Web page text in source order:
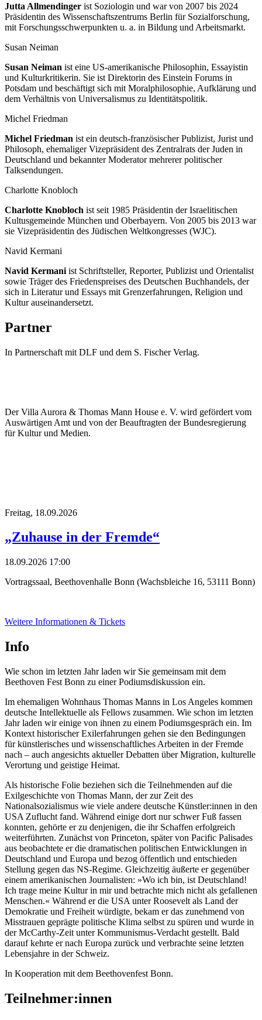
Jutta Allmendinger ist Soziologin und war von 2007 bis 2024
Präsidentin des Wissenschaftszentrums Berlin für Sozialforschung,
mit Forschungsschwerpunkten u. a. in Bildung und Arbeitsmarkt.
Susan Neiman
Susan Neiman ist eine US-amerikanische Philosophin, Essayistin
und Kulturkritikerin. Sie ist Direktorin des Einstein Forums in
Potsdam und beschäftigt sich mit Moralphilosophie, Aufklärung und
dem Verhältnis von Universalismus zu Identitätspolitik.
Michel Friedman
Michel Friedman ist ein deutsch-französischer Publizist, Jurist und
Philosoph, ehemaliger Vizepräsident des Zentralrats der Juden in
Deutschland und bekannter Moderator mehrerer politischer
Talksendungen.
Charlotte Knobloch
Charlotte Knobloch ist seit 1985 Präsidentin der Israelitischen
Kultusgemeinde München und Oberbayern. Von 2005 bis 2013 war
sie Vizepräsidentin des Jüdischen Weltkongresses (WJC).
Navid Kermani
Navid Kermani ist Schriftsteller, Reporter, Publizist und Orientalist
sowie Träger des Friedenspreises des Deutschen Buchhandels, der
sich in Literatur und Essays mit Grenzerfahrungen, Religion und
Kultur auseinandersetzt.
Partner
In Partnerschaft mit DLF und dem S. Fischer Verlag.
Der Villa Aurora & Thomas Mann House e. V. wird gefördert vom
Auswärtigen Amt und von der Beauftragten der Bundesregierung
für Kultur und Medien.
Freitag, 18.09.2026
„Zuhause in der Fremde“
18.09.2026 17:00
Vortragssaal, Beethovenhalle Bonn (Wachsbleiche 16, 53111 Bonn)
Weitere Informationen & Tickets
Info
Wie schon im letzten Jahr laden wir Sie gemeinsam mit dem
Beethoven Fest Bonn zu einer Podiumsdiskussion ein.
Im ehemaligen Wohnhaus Thomas Manns in Los Angeles kommen
deutsche Intellektuelle als Fellows zusammen. Wie schon im letzten
Jahr laden wir einige von ihnen zu einem Podiumsgespräch ein. Im
Kontext historischer Exilerfahrungen gehen sie den Bedingungen
für künstlerisches und wissenschaftliches Arbeiten in der Fremde
nach – auch angesichts aktueller Debatten über Migration, kulturelle
Verortung und geistige Heimat.
Als historische Folie beziehen sich die Teilnehmenden auf die
Exilgeschichte von Thomas Mann, der zur Zeit des
Nationalsozialismus wie viele andere deutsche Künstler:innen in den
USA Zuflucht fand. Während einige dort nur schwer Fuß fassen
konnten, gehörte er zu denjenigen, die ihr Schaffen erfolgreich
weiterführten. Zunächst von Princeton, später von Pacific Palisades
aus beobachtete er die dramatischen politischen Entwicklungen in
Deutschland und Europa und bezog öffentlich und entschieden
Stellung gegen das NS-Regime. Gleichzeitig äußerte er gegenüber
einem amerikanischen Journalisten: »Wo ich bin, ist Deutschland!
Ich trage meine Kultur in mir und betrachte mich nicht als gefallenen
Menschen.« Während er die USA unter Roosevelt als Land der
Demokratie und Freiheit würdigte, bekam er das zunehmend von
Misstrauen geprägte politische Klima selbst zu spüren und wurde in
der McCarthy-Zeit unter Kommunismus-Verdacht gestellt. Bald
darauf kehrte er nach Europa zurück und verbrachte seine letzten
Lebensjahre in der Schweiz.
In Kooperation mit dem Beethovenfest Bonn.
Teilnehmer:innen